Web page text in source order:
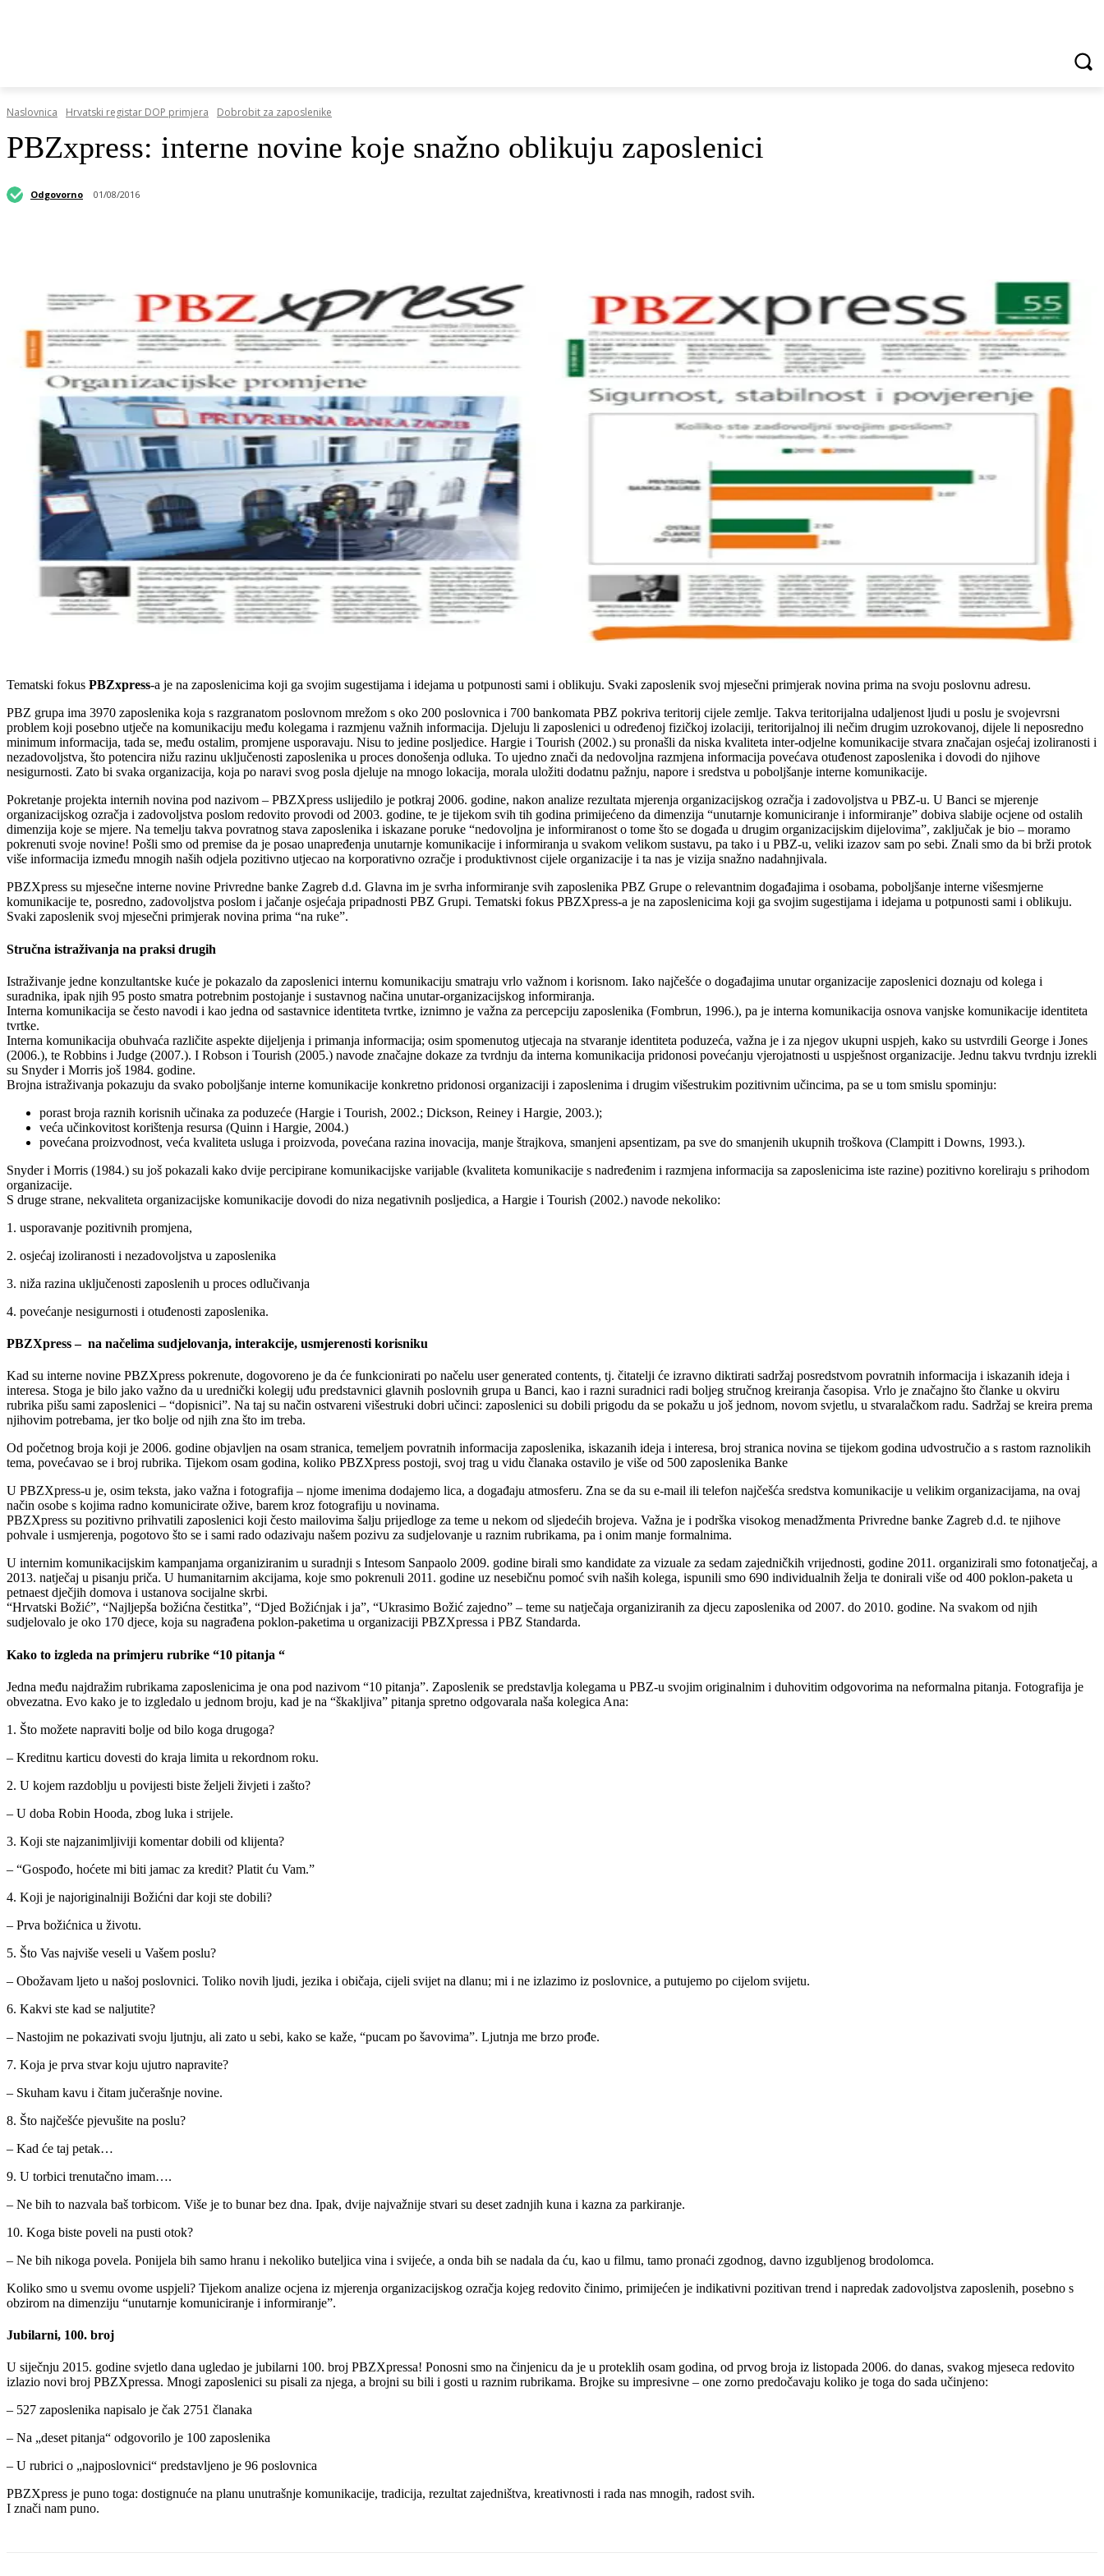
Naslovnica Hrvatski registar DOP primjera Dobrobit za zaposlenike
PBZxpress: interne novine koje snažno oblikuju zaposlenici
Odgovorno 01/08/2016
Tematski fokus PBZxpress-a je na zaposlenicima koji ga svojim sugestijama i idejama u potpunosti sami i oblikuju. Svaki zaposlenik svoj mjesečni primjerak novina prima na svoju poslovnu adresu.
PBZ grupa ima 3970 zaposlenika koja s razgranatom poslovnom mrežom s oko 200 poslovnica i 700 bankomata PBZ pokriva teritorij cijele zemlje. Takva teritorijalna udaljenost ljudi u poslu je svojevrsni
problem koji posebno utječe na komunikaciju među kolegama i razmjenu važnih informacija. Djeluju li zaposlenici u određenoj fizičkoj izolaciji, teritorijalnoj ili nečim drugim uzrokovanoj, dijele li neposredno
minimum informacija, tada se, među ostalim, promjene usporavaju. Nisu to jedine posljedice. Hargie i Tourish (2002.) su pronašli da niska kvaliteta inter-odjelne komunikacije stvara značajan osjećaj izoliranosti i
nezadovoljstva, što potencira nižu razinu uključenosti zaposlenika u proces donošenja odluka. To ujedno znači da nedovoljna razmjena informacija povećava otuđenost zaposlenika i dovodi do njihove
nesigurnosti. Zato bi svaka organizacija, koja po naravi svog posla djeluje na mnogo lokacija, morala uložiti dodatnu pažnju, napore i sredstva u poboljšanje interne komunikacije.
Pokretanje projekta internih novina pod nazivom – PBZXpress uslijedilo je potkraj 2006. godine, nakon analize rezultata mjerenja organizacijskog ozračja i zadovoljstva u PBZ-u. U Banci se mjerenje
organizacijskog ozračja i zadovoljstva poslom redovito provodi od 2003. godine, te je tijekom svih tih godina primijećeno da dimenzija “unutarnje komuniciranje i informiranje” dobiva slabije ocjene od ostalih
dimenzija koje se mjere. Na temelju takva povratnog stava zaposlenika i iskazane poruke “nedovoljna je informiranost o tome što se događa u drugim organizacijskim dijelovima”, zaključak je bio – moramo
pokrenuti svoje novine! Pošli smo od premise da je posao unapređenja unutarnje komunikacije i informiranja u svakom velikom sustavu, pa tako i u PBZ-u, veliki izazov sam po sebi. Znali smo da bi brži protok
više informacija između mnogih naših odjela pozitivno utjecao na korporativno ozračje i produktivnost cijele organizacije i ta nas je vizija snažno nadahnjivala.
PBZXpress su mjesečne interne novine Privredne banke Zagreb d.d. Glavna im je svrha informiranje svih zaposlenika PBZ Grupe o relevantnim događajima i osobama, poboljšanje interne višesmjerne
komunikacije te, posredno, zadovoljstva poslom i jačanje osjećaja pripadnosti PBZ Grupi. Tematski fokus PBZXpress-a je na zaposlenicima koji ga svojim sugestijama i idejama u potpunosti sami i oblikuju.
Svaki zaposlenik svoj mjesečni primjerak novina prima “na ruke”.
Stručna istraživanja na praksi drugih
Istraživanje jedne konzultantske kuće je pokazalo da zaposlenici internu komunikaciju smatraju vrlo važnom i korisnom. Iako najčešće o događajima unutar organizacije zaposlenici doznaju od kolega i
suradnika, ipak njih 95 posto smatra potrebnim postojanje i sustavnog načina unutar-organizacijskog informiranja.
Interna komunikacija se često navodi i kao jedna od sastavnice identiteta tvrtke, iznimno je važna za percepciju zaposlenika (Fombrun, 1996.), pa je interna komunikacija osnova vanjske komunikacije identiteta
tvrtke.
Interna komunikacija obuhvaća različite aspekte dijeljenja i primanja informacija; osim spomenutog utjecaja na stvaranje identiteta poduzeća, važna je i za njegov ukupni uspjeh, kako su ustvrdili George i Jones
(2006.), te Robbins i Judge (2007.). I Robson i Tourish (2005.) navode značajne dokaze za tvrdnju da interna komunikacija pridonosi povećanju vjerojatnosti u uspješnost organizacije. Jednu takvu tvrdnju izrekli
su Snyder i Morris još 1984. godine.
Brojna istraživanja pokazuju da svako poboljšanje interne komunikacije konkretno pridonosi organizaciji i zaposlenima i drugim višestrukim pozitivnim učincima, pa se u tom smislu spominju:
porast broja raznih korisnih učinaka za poduzeće (Hargie i Tourish, 2002.; Dickson, Reiney i Hargie, 2003.);
veća učinkovitost korištenja resursa (Quinn i Hargie, 2004.)
povećana proizvodnost, veća kvaliteta usluga i proizvoda, povećana razina inovacija, manje štrajkova, smanjeni apsentizam, pa sve do smanjenih ukupnih troškova (Clampitt i Downs, 1993.).
Snyder i Morris (1984.) su još pokazali kako dvije percipirane komunikacijske varijable (kvaliteta komunikacije s nadređenim i razmjena informacija sa zaposlenicima iste razine) pozitivno koreliraju s prihodom
organizacije.
S druge strane, nekvaliteta organizacijske komunikacije dovodi do niza negativnih posljedica, a Hargie i Tourish (2002.) navode nekoliko:
1. usporavanje pozitivnih promjena,
2. osjećaj izoliranosti i nezadovoljstva u zaposlenika
3. niža razina uključenosti zaposlenih u proces odlučivanja
4. povećanje nesigurnosti i otuđenosti zaposlenika.
PBZXpress – na načelima sudjelovanja, interakcije, usmjerenosti korisniku
Kad su interne novine PBZXpress pokrenute, dogovoreno je da će funkcionirati po načelu user generated contents, tj. čitatelji će izravno diktirati sadržaj posredstvom povratnih informacija i iskazanih ideja i
interesa. Stoga je bilo jako važno da u urednički kolegij uđu predstavnici glavnih poslovnih grupa u Banci, kao i razni suradnici radi boljeg stručnog kreiranja časopisa. Vrlo je značajno što članke u okviru
rubrika pišu sami zaposlenici – “dopisnici”. Na taj su način ostvareni višestruki dobri učinci: zaposlenici su dobili prigodu da se pokažu u još jednom, novom svjetlu, u stvaralačkom radu. Sadržaj se kreira prema
njihovim potrebama, jer tko bolje od njih zna što im treba.
Od početnog broja koji je 2006. godine objavljen na osam stranica, temeljem povratnih informacija zaposlenika, iskazanih ideja i interesa, broj stranica novina se tijekom godina udvostručio a s rastom raznolikih
tema, povećavao se i broj rubrika. Tijekom osam godina, koliko PBZXpress postoji, svoj trag u vidu članaka ostavilo je više od 500 zaposlenika Banke
U PBZXpress-u je, osim teksta, jako važna i fotografija – njome imenima dodajemo lica, a događaju atmosferu. Zna se da su e‑mail ili telefon najčešća sredstva komunikacije u velikim organizacijama, na ovaj
način osobe s kojima radno komunicirate ožive, barem kroz fotografiju u novinama.
PBZXpress su pozitivno prihvatili zaposlenici koji često mailovima šalju prijedloge za teme u nekom od sljedećih brojeva. Važna je i podrška visokog menadžmenta Privredne banke Zagreb d.d. te njihove
pohvale i usmjerenja, pogotovo što se i sami rado odazivaju našem pozivu za sudjelovanje u raznim rubrikama, pa i onim manje formalnima.
U internim komunikacijskim kampanjama organiziranim u suradnji s Intesom Sanpaolo 2009. godine birali smo kandidate za vizuale za sedam zajedničkih vrijednosti, godine 2011. organizirali smo fotonatječaj, a
2013. natječaj u pisanju priča. U humanitarnim akcijama, koje smo pokrenuli 2011. godine uz nesebičnu pomoć svih naših kolega, ispunili smo 690 individualnih želja te donirali više od 400 poklon-paketa u
petnaest dječjih domova i ustanova socijalne skrbi.
“Hrvatski Božić”, “Najljepša božićna čestitka”, “Djed Božićnjak i ja”, “Ukrasimo Božić zajedno” – teme su natječaja organiziranih za djecu zaposlenika od 2007. do 2010. godine. Na svakom od njih
sudjelovalo je oko 170 djece, koja su nagrađena poklon-paketima u organizaciji PBZXpressa i PBZ Standarda.
Kako to izgleda na primjeru rubrike “10 pitanja “
Jedna među najdražim rubrikama zaposlenicima je ona pod nazivom “10 pitanja”. Zaposlenik se predstavlja kolegama u PBZ-u svojim originalnim i duhovitim odgovorima na neformalna pitanja. Fotografija je
obvezatna. Evo kako je to izgledalo u jednom broju, kad je na “škakljiva” pitanja spretno odgovarala naša kolegica Ana:
1. Što možete napraviti bolje od bilo koga drugoga?
– Kreditnu karticu dovesti do kraja limita u rekordnom roku.
2. U kojem razdoblju u povijesti biste željeli živjeti i zašto?
– U doba Robin Hooda, zbog luka i strijele.
3. Koji ste najzanimljiviji komentar dobili od klijenta?
– “Gospođo, hoćete mi biti jamac za kredit? Platit ću Vam.”
4. Koji je najoriginalniji Božićni dar koji ste dobili?
– Prva božićnica u životu.
5. Što Vas najviše veseli u Vašem poslu?
– Obožavam ljeto u našoj poslovnici. Toliko novih ljudi, jezika i običaja, cijeli svijet na dlanu; mi i ne izlazimo iz poslovnice, a putujemo po cijelom svijetu.
6. Kakvi ste kad se naljutite?
– Nastojim ne pokazivati svoju ljutnju, ali zato u sebi, kako se kaže, “pucam po šavovima”. Ljutnja me brzo prođe.
7. Koja je prva stvar koju ujutro napravite?
– Skuham kavu i čitam jučerašnje novine.
8. Što najčešće pjevušite na poslu?
– Kad će taj petak…
9. U torbici trenutačno imam….
– Ne bih to nazvala baš torbicom. Više je to bunar bez dna. Ipak, dvije najvažnije stvari su deset zadnjih kuna i kazna za parkiranje.
10. Koga biste poveli na pusti otok?
– Ne bih nikoga povela. Ponijela bih samo hranu i nekoliko buteljica vina i svijeće, a onda bih se nadala da ću, kao u filmu, tamo pronaći zgodnog, davno izgubljenog brodolomca.
Koliko smo u svemu ovome uspjeli? Tijekom analize ocjena iz mjerenja organizacijskog ozračja kojeg redovito činimo, primijećen je indikativni pozitivan trend i napredak zadovoljstva zaposlenih, posebno s
obzirom na dimenziju “unutarnje komuniciranje i informiranje”.
Jubilarni, 100. broj
U siječnju 2015. godine svjetlo dana ugledao je jubilarni 100. broj PBZXpressa! Ponosni smo na činjenicu da je u proteklih osam godina, od prvog broja iz listopada 2006. do danas, svakog mjeseca redovito
izlazio novi broj PBZXpressa. Mnogi zaposlenici su pisali za njega, a brojni su bili i gosti u raznim rubrikama. Brojke su impresivne – one zorno predočavaju koliko je toga do sada učinjeno:
– 527 zaposlenika napisalo je čak 2751 članaka
– Na „deset pitanja“ odgovorilo je 100 zaposlenika
– U rubrici o „najposlovnici“ predstavljeno je 96 poslovnica
PBZXpress je puno toga: dostignuće na planu unutrašnje komunikacije, tradicija, rezultat zajedništva, kreativnosti i rada nas mnogih, radost svih.
I znači nam puno.